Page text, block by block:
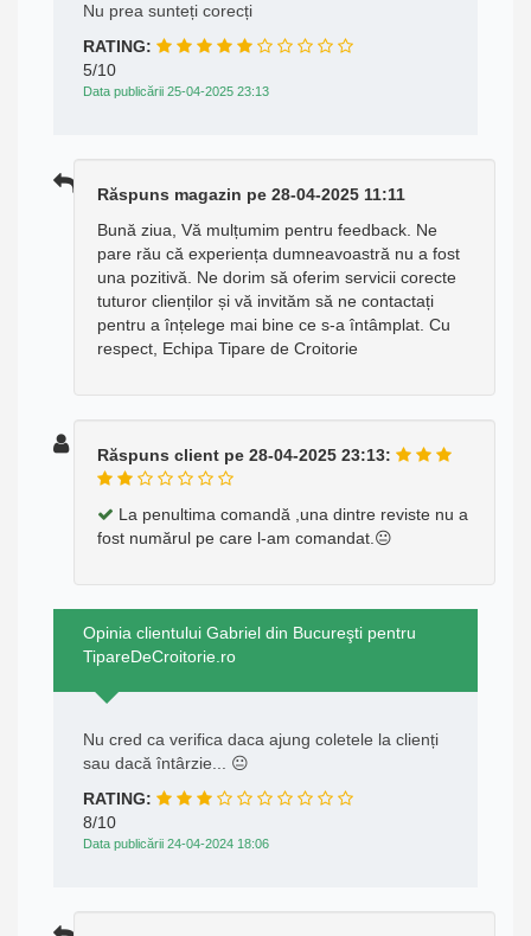
Nu prea sunteți corecți
RATING:
5/10
Data publicării 25-04-2025 23:13
Răspuns magazin pe 28-04-2025 11:11
Bună ziua, Vă mulțumim pentru feedback. Ne
pare rău că experiența dumneavoastră nu a fost
una pozitivă. Ne dorim să oferim servicii corecte
tuturor clienților și vă invităm să ne contactați
pentru a înțelege mai bine ce s-a întâmplat. Cu
respect, Echipa Tipare de Croitorie
Răspuns client pe 28-04-2025 23:13:
La penultima comandă ,una dintre reviste nu a
fost numărul pe care l-am comandat.😐
Opinia clientului Gabriel din Bucureşti pentru
TipareDeCroitorie.ro
Nu cred ca verifica daca ajung coletele la clienți
sau dacă întârzie... 😐
RATING:
8/10
Data publicării 24-04-2024 18:06